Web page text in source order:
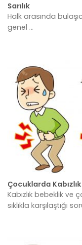
Sarılık
Halk arasında
genel ...
Çocuklarda Kabızlık
Kabızlık bebeklik
sıklıkla karşılaştığı